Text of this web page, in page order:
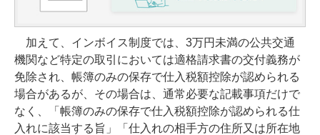
加えて、インボイス制度では、3万円未満の公共交通
機関など特定の取引においては適格請求書の交付義務が
免除され、帳簿のみの保存で仕入税額控除が認められる
場合があるが、その場合は、通常必要な記載事項だけで
なく、「帳簿のみの保存で仕入税額控除が認められる仕
入れに該当する旨」「仕入れの相手方の住所又は所在地